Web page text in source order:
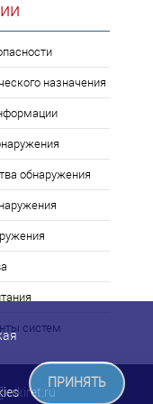
назначения
обнаружения
систем
ПРИНЯТЬ